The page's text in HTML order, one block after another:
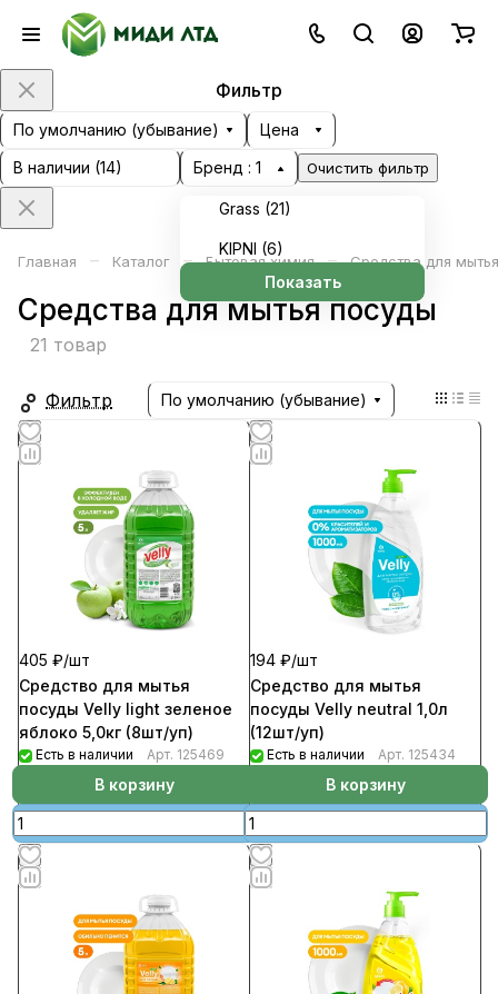
Фильтр
По умолчанию (убывание)
Цена
В наличии (14) Бренд : 1
Grass (21)
KIPNI (6)
Показать
Очистить фильтр
Главная – Каталог – Бытовая химия – Средства для
Средства для мытья посуды
21 товар
Фильтр По умолчанию (убывание)
405 ₽/шт
Средство для мытья
посуды Velly light зеленое
яблоко 5,0кг (8шт/уп)
Есть в наличии Арт. 125469
В корзину
194 ₽/шт
Средство для мытья
посуды Velly neutral 1,0л
(12шт/уп)
Есть в наличии Арт. 125434
В корзину